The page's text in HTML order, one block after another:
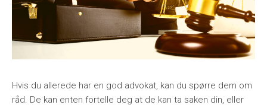
Hvis du allerede har en god advokat, kan du spørre dem om
råd. De kan enten fortelle deg at de kan ta saken din, eller